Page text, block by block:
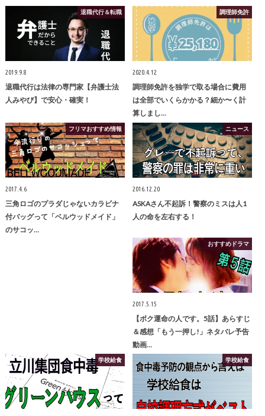
退職代行＆転職
2019.9.8
退職代行は法律の専門家【弁護士法
人みやび】で安心・確実！
調理師免許
2020.4.12
調理師免許を独学で取る場合に費用
は全部でいくらかかる？細か〜く計
算しまし…
フリマおすすめ情報
2017.4.6
三角ロゴのプラダじゃないカラビナ
付バッグって「ベルウッドメイド」
のサコッ…
ニュース
2016.12.20
ASKAさん不起訴！警察のミスは人1
人の命を左右する！
おすすめドラマ
2017.5.15
【ボク運命の人です。5話】あらすじ
＆感想「もう一押し!」ネタバレ予告
動画…
学校給食 学校給食